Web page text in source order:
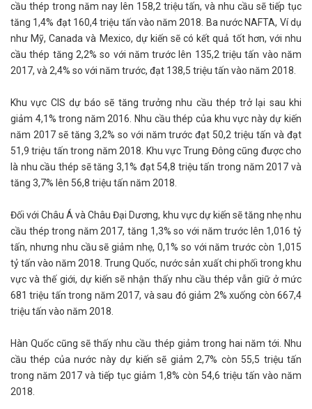
cầu thép trong năm nay lên 158,2 triệu tấn, và nhu cầu sẽ tiếp tục
tăng 1,4% đạt 160,4 triệu tấn vào năm 2018. Ba nước NAFTA, Ví dụ
như Mỹ, Canada và Mexico, dự kiến sẽ có kết quả tốt hơn, với nhu
cầu thép tăng 2,2% so với năm trước lên 135,2 triệu tấn vào năm
2017, và 2,4% so với năm trước, đạt 138,5 triệu tấn vào năm 2018.
Khu vực CIS dự báo sẽ tăng trưởng nhu cầu thép trở lại sau khi
giảm 4,1% trong năm 2016. Nhu cầu thép của khu vực này dự kiến
năm 2017 sẽ tăng 3,2% so với năm trước đạt 50,2 triệu tấn và đạt
51,9 triệu tấn trong năm 2018. Khu vực Trung Đông cũng được cho
là nhu cầu thép sẽ tăng 3,1% đạt 54,8 triệu tấn trong năm 2017 và
tăng 3,7% lên 56,8 triệu tấn năm 2018.
Đối với Châu Á và Châu Đại Dương, khu vực dự kiến sẽ tăng nhẹ nhu
cầu thép trong năm 2017, tăng 1,3% so với năm trước lên 1,016 tỷ
tấn, nhưng nhu cầu sẽ giảm nhẹ, 0,1% so với năm trước còn 1,015
tỷ tấn vào năm 2018. Trung Quốc, nước sản xuất chi phối trong khu
vực và thế giới, dự kiến sẽ nhận thấy nhu cầu thép vẫn giữ ở mức
681 triệu tấn trong năm 2017, và sau đó giảm 2% xuống còn 667,4
triệu tấn vào năm 2018.
Hàn Quốc cũng sẽ thấy nhu cầu thép giảm trong hai năm tới. Nhu
cầu thép của nước này dự kiến sẽ giảm 2,7% còn 55,5 triệu tấn
trong năm 2017 và tiếp tục giảm 1,8% còn 54,6 triệu tấn vào năm
2018.